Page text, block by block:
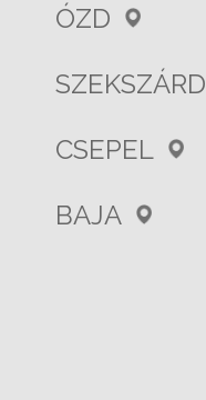
ÓZD
SZEKSZÁRD
CSEPEL
BAJA